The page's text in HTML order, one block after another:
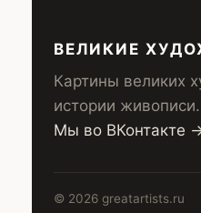
ВЕЛИКИЕ
Картины великих
истории живописи.
Мы во ВКонтакте
© 2026 greatartists.ru